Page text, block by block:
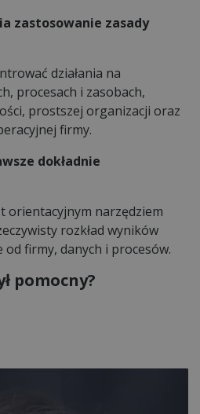
zastosowanie zasady
działania na
procesach i zasobach,
prostszej organizacji oraz
firmy.
dokładnie
orientacyjnym narzędziem
rozkład wyników
firmy, danych i procesów.
pomocny?